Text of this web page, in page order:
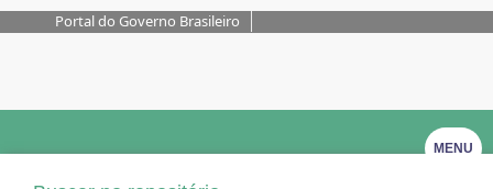
Portal do Governo Brasileiro
MENU